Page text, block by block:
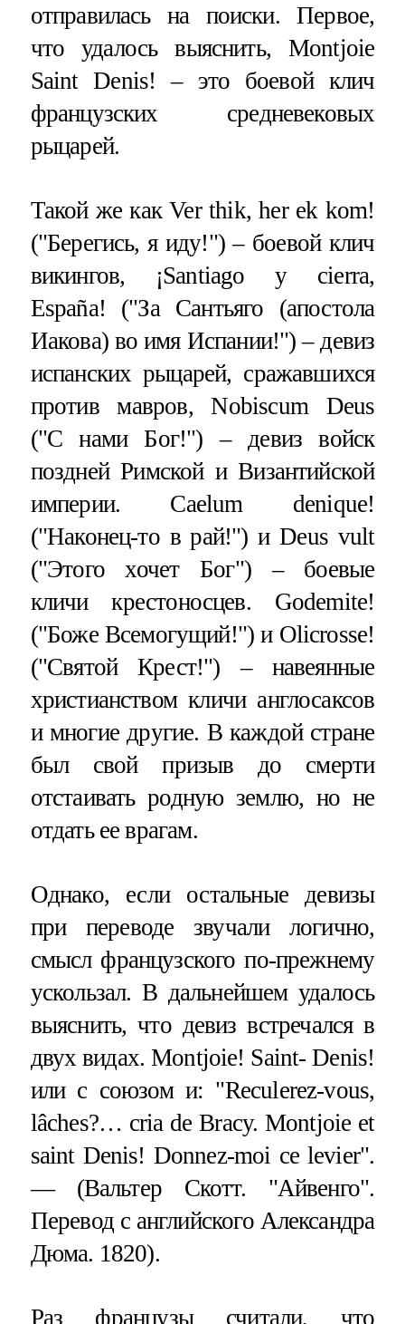
отправилась на поиски. Первое,
что удалось выяснить, Montjoie
Saint Denis! – это боевой клич
французских средневековых
рыцарей.
Такой же как Ver thik, her ek kom!
("Берегись, я иду!") – боевой клич
викингов, ¡Santiago y cierra,
España! ("За Сантьяго (апостола
Иакова) во имя Испании!") – девиз
испанских рыцарей, сражавшихся
против мавров, Nobiscum Deus
("С нами Бог!") – девиз войск
поздней Римской и Византийской
империи. Caelum denique!
("Наконец-то в рай!") и Deus vult
("Этого хочет Бог") – боевые
кличи крестоносцев. Godemite!
("Боже Всемогущий!") и Olicrosse!
("Святой Крест!") – навеянные
христианством кличи англосаксов
и многие другие. В каждой стране
был свой призыв до смерти
отстаивать родную землю, но не
отдать ее врагам.
Однако, если остальные девизы
при переводе звучали логично,
смысл французского по-прежнему
ускользал. В дальнейшем удалось
выяснить, что девиз встречался в
двух видах. Мontjoie! Saint- Denis!
или с союзом и: "Reculerez-vous,
lâches?… cria de Bracy. Montjoie et
saint Denis! Donnez-moi ce levier".
— (Вальтер Скотт. "Айвенго".
Перевод с английского Александра
Дюма. 1820).
Раз французы считали, что